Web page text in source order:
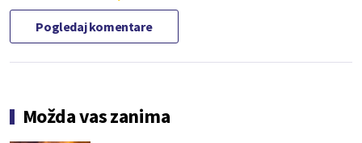
Pogledaj komentare
Možda vas zanima